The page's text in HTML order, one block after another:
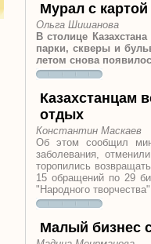
Мурал с
Ольга Шишанова
В столице
парки, скверы и
летом снова
Казахстанцам
отдых
Константин Маскаев
Об этом сообщил
заболевания,
торопились
15 обращений по 29
"Народного
Малый бизнес